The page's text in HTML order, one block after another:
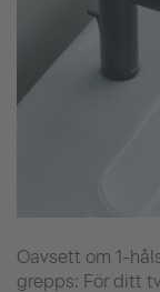
Oavsett om 1-
grepps: För ditt